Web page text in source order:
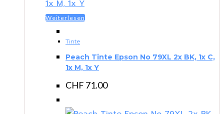
Weiterlesen
Tinte
Peach Tinte Epson No 79XL 2x BK, 1x C,
1x M, 1x Y
CHF 71.00